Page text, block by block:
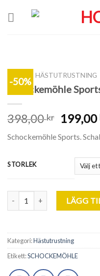
-50%
HÄSTUTRUSTNING
Schockemöhle
398,00kr 199,00
Schockemöhle Sports.
STORLEK
Schockemöhle Sports.LÄGG
Kategori:Hästutrustning
Etikett:SCHOCKEMÖHLE